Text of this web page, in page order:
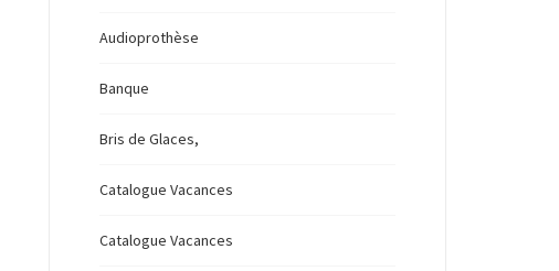
Audioprothèse
Banque
Bris de Glaces,
Catalogue Vacances
Catalogue Vacances